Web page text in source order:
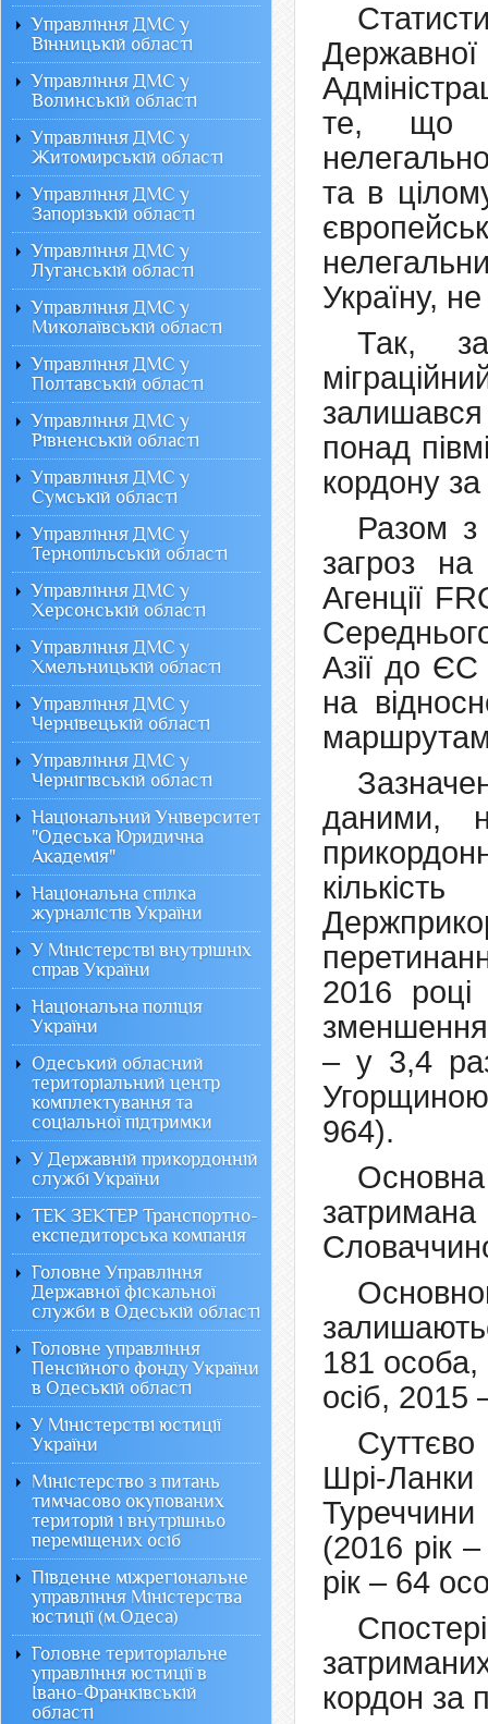
те, що
та в
Україну,
Так,
понад
кордону
Разом з
загроз
Агенції
Азії до ЄС
на
даними,
2016
зменшення
– у 3,4
964).
181 особа,
осіб, 2015
Суттєво
Шрі-
Туреччини
(2016 рік
рік – 64
кордон за
Управління ДМС у
Вінницькій області
Управління ДМС у
Волинській області
Управління ДМС у
Житомирській області
Управління ДМС у
Запорізькій області
Управління ДМС у
Луганській області
Управління ДМС у
Миколаївській області
Управління ДМС у
Полтавській області
Управління ДМС у
Рівненській області
Управління ДМС у
Сумській області
Управління ДМС у
Тернопільській області
Управління ДМС у
Херсонській області
Управління ДМС у
Хмельницькій області
Управління ДМС у
Чернівецькій області
Управління ДМС у
Чернігівській області
Національний Університет
"Одеська Юридична
Академія"
Національна спілка
журналістів України
У Міністерстві внутрішніх
справ України
Національна поліція
України
Одеський обласний
територіальний центр
комплектування та
соціальної підтримки
У Державній прикордонній
службі України
ТЕК ЗЕКТЕР Транспортно-
експедиторська компанія
Головне Управління
Державної фіскальної
служби в Одеській області
Головне управління
Пенсійного фонду України
в Одеській області
У Міністерстві юстиції
України
Міністерство з питань
тимчасово окупованих
територій і внутрішньо
переміщених осіб
Південне міжрегіональне
управління Міністерства
юстиції (м.Одеса)
Головне територіальне
управління юстиції в
Івано-Франківській
області